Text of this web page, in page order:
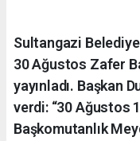
Sultangazi
30 Ağustos Zafer
yayınladı. Başkan
verdi: “30 Ağustos
Başkomutanlık